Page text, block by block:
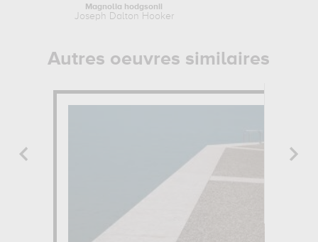
Magnolia hodgsonii
Joseph Dalton Hooker
Autres oeuvres similaires